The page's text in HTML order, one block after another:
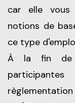
car elle
notions de
ce type
À la fin de